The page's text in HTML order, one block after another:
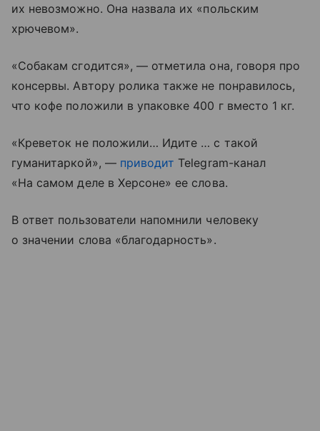
их невозможно. Она назвала их «польским
хрючевом».
«Собакам сгодится», — отметила она, говоря про
консервы. Автору ролика также не понравилось,
что кофе положили в упаковке 400 г вместо 1 кг.
«Креветок не положили… Идите … с такой
гуманитаркой», — приводит Telegram-канал
«На самом деле в Херсоне» ее слова.
В ответ пользователи напомнили человеку
о значении слова «благодарность».